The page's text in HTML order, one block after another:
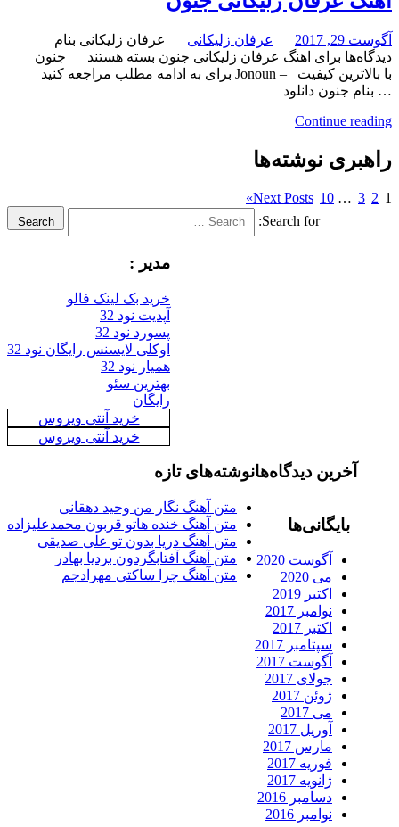
عرفان زلیکانی
برای اهنگ عرفان زلیکانی جنونبسته هستند
عرفان زلیکانی بنام
جنون
با بالاترین کیفیت – Jonoun برای به ادامه مطلب مراجعه کنید
دانلود
نوشته‌ها
10
Next Posts
»
Search for:
خرید بک لینک فالو
پسورد نود 32
اوکلی لایسنس رایگان نود 32
همیار نود 32
بهترین سئو
خرید آنتی ویروس
خرید آنتی ویروس
نوشته‌های تازه
متن آهنگ نگار من وحید دهقانی
متن آهنگ خنده هاتو قربون محمدعلیزاده
متن آهنگ دریا بدون تو علی صدیقی
متن آهنگ آفتابگردون بردیا بهادر
متن آهنگ چرا ساکتی مهرادجم
دیدگاه‌ها
آگوست 2020
سپتامبر 2017
آگوست 2017
مارس 2017
دسامبر 2016